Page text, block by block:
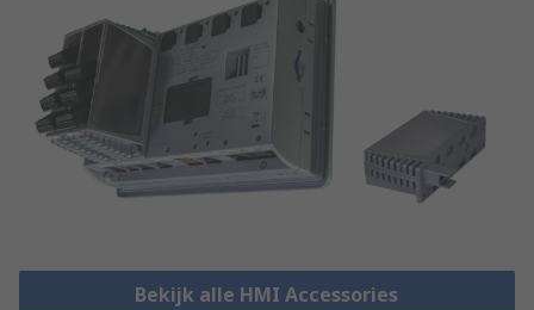
Bekijk alle HMI Accessories